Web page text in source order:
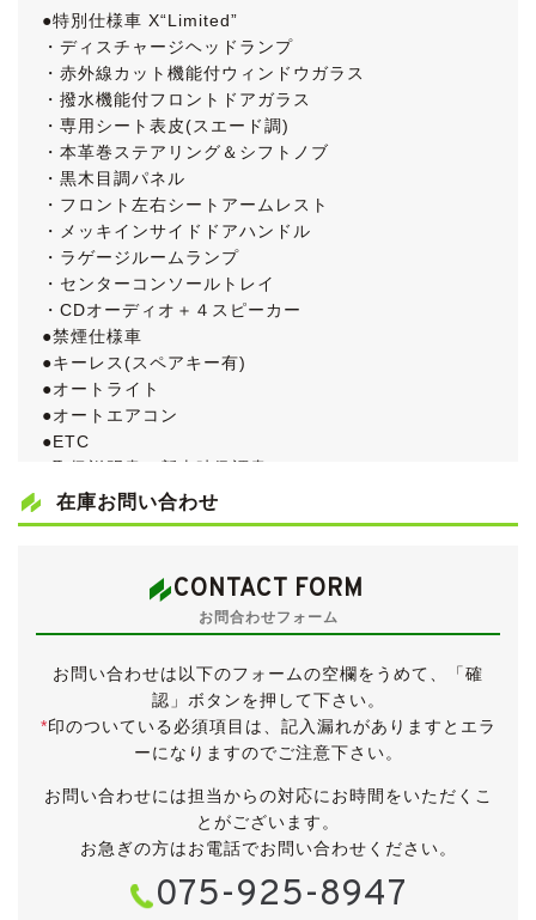
●特別仕様車 X“Limited”
・ディスチャージヘッドランプ
・赤外線カット機能付ウィンドウガラス
・撥水機能付フロントドアガラス
・専用シート表皮(スエード調)
・本革巻ステアリング＆シフトノブ
・黒木目調パネル
・フロント左右シートアームレスト
・メッキインサイドドアハンドル
・ラゲージルームランプ
・センターコンソールトレイ
・CDオーディオ＋４スピーカー
●禁煙仕様車
●キーレス(スペアキー有)
●オートライト
●オートエアコン
●ETC
●取扱説明書＆新車時保証書
●ディーラー点検記録簿15枚
●入庫時点検実施済！
・タイヤ新品交換
・フロントブレーキパッド新品交換
・ドライブシャフトブーツ新品交換
下取り入庫のWISHです。
もともと３年程前に当店からご購入いただいたお車で
す。
低走行で内外装ともにきれいなお車です。
後期型の特別仕様車X“Limited”ですので、ディスチャー
ジヘッドランプやスエード調シートに黒木目調パネル、
本革巻ステアリングにシフトノブなど、豪華な装備が盛
りだくさんとなっています。
在庫お問い合わせ
CONTACT FORM
お問合わせフォーム
お問い合わせは以下のフォームの空欄をうめて、「確
認」ボタンを押して下さい。
*印のついている必須項目は、記入漏れがありますとエラ
ーになりますのでご注意下さい。
お問い合わせには担当からの対応にお時間をいただくこ
とがございます。
お急ぎの方はお電話でお問い合わせください。
075-925-8947